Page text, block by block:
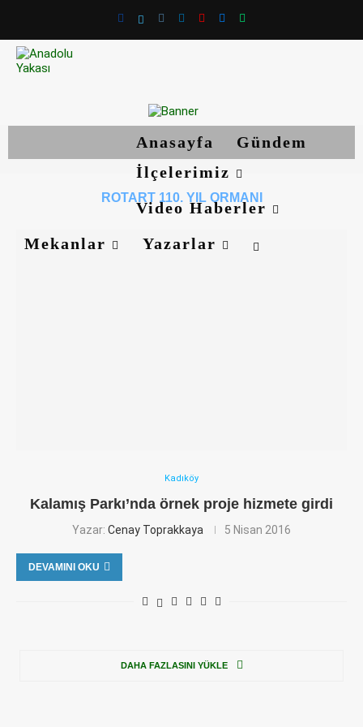
Anasayfa
Gündem
İlçelerimiz
Video Haberler
Mekanlar
Yazarlar
ROTART 110. YIL ORMANI
Kadıköy
Kalamış Parkı’nda örnek proje hizmete girdi
Yazar: Cenay Toprakkaya 5 Nisan 2016
DEVAMINI OKU
DAHA FAZLASINI YÜKLE